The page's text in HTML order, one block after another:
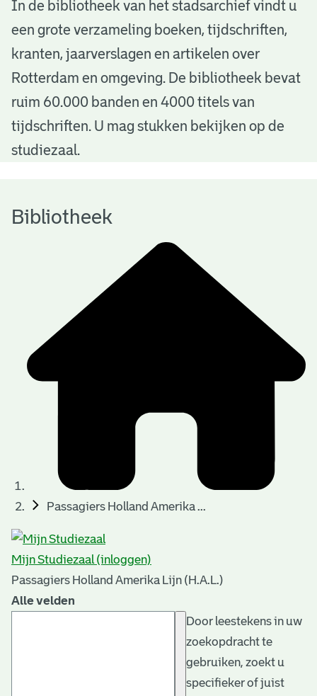
B
b
o
h
In de bibliotheek van het stadsarchief vindt u
een grote verzameling boeken, tijdschriften,
kranten, jaarverslagen en artikelen over
Rotterdam en omgeving. De bibliotheek bevat
ruim 60.000 banden en 4000 titels van
tijdschriften. U mag stukken bekijken op de
studiezaal.
Bibliotheek
Passagiers Holland Amerika ...
Mijn Studiezaal (inloggen)
Passagiers Holland Amerika Lijn (H.A.L.)
Alle velden
Door leestekens in uw
zoekopdracht te
gebruiken, zoekt u
specifieker of juist